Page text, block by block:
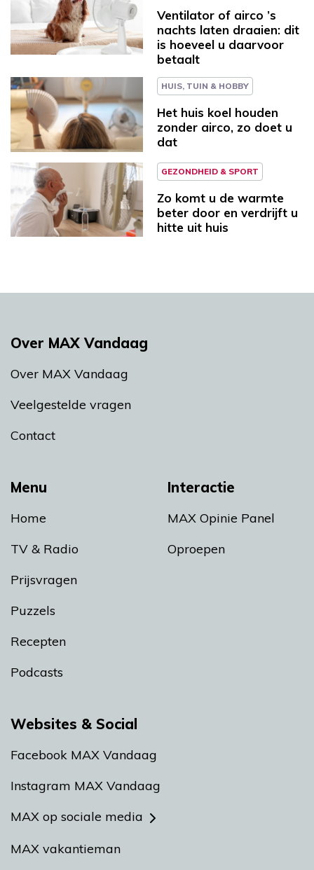
Ventilator of airco ’s
nachts laten draaien: dit
is hoeveel u daarvoor
betaalt
HUIS, TUIN & HOBBY
Het huis koel houden
zonder airco, zo doet u
dat
GEZONDHEID & SPORT
Zo komt u de warmte
beter door en verdrijft u
hitte uit huis
Menu
Home
TV & Radio
Prijsvragen
Puzzels
Recepten
Podcasts
Interactie
MAX Opinie Panel
Oproepen
Over MAX Vandaag
Over MAX Vandaag
Veelgestelde vragen
Contact
Websites & Social
Facebook MAX Vandaag
Instagram MAX Vandaag
MAX op sociale media
MAX vakantieman